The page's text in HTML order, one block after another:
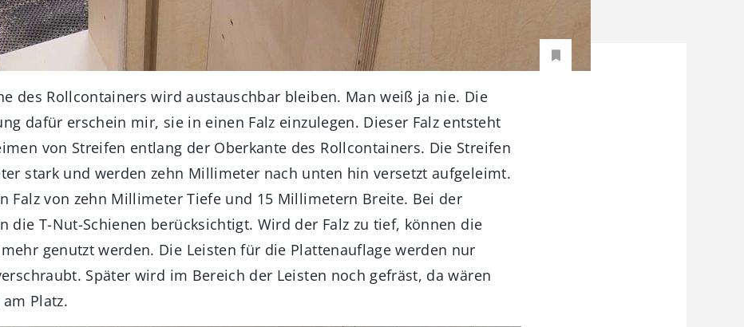
des Rollcontainers wird austauschbar bleiben. Man weiß ja nie. Die
dafür erschein mir, sie in einen Falz einzulegen. Dieser Falz entsteht
von Streifen entlang der Oberkante des Rollcontainers. Die Streifen
stark und werden zehn Millimeter nach unten hin versetzt aufgeleimt.
Falz von zehn Millimeter Tiefe und 15 Millimetern Breite. Bei der
die T-Nut-Schienen berücksichtigt. Wird der Falz zu tief, können die
genutzt werden. Die Leisten für die Plattenauflage werden nur
Später wird im Bereich der Leisten noch gefräst, da wären
Platz.